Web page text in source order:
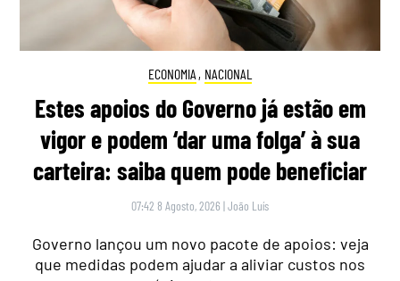
ECONOMIA , NACIONAL
Estes apoios do Governo já estão em
vigor e podem ‘dar uma folga’ à sua
carteira: saiba quem pode beneficiar
07:42 8 Agosto, 2026 |João Luís
Governo lançou um novo pacote de apoios: veja
que medidas podem ajudar a aliviar custos nos